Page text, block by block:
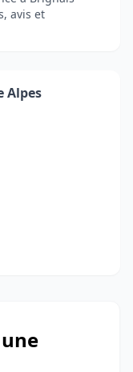
avis et
Alpes